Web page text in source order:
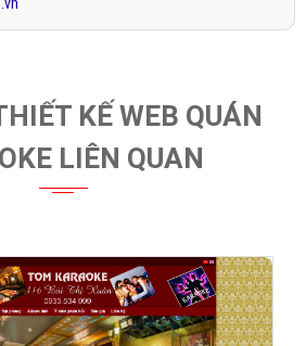
KẾ WEB QUÁN
LIÊN QUAN